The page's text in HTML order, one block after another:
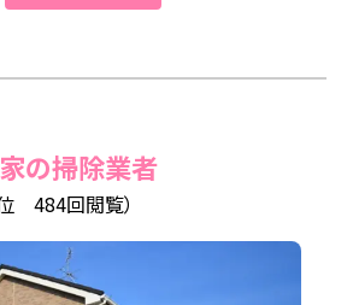
家の掃除業者
484回閲覧）